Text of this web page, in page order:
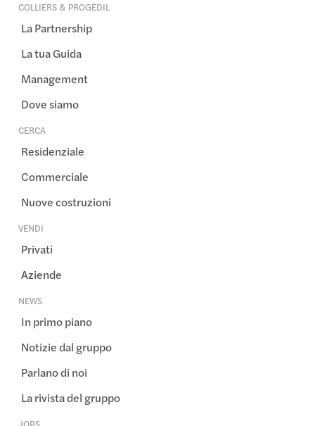
COLLIERS & PROGEDIL
La Partnership
La tua Guida
Management
Dove siamo
CERCA
Residenziale
Commerciale
Nuove costruzioni
VENDI
Privati
Aziende
NEWS
In primo piano
Notizie dal gruppo
Parlano di noi
La rivista del gruppo